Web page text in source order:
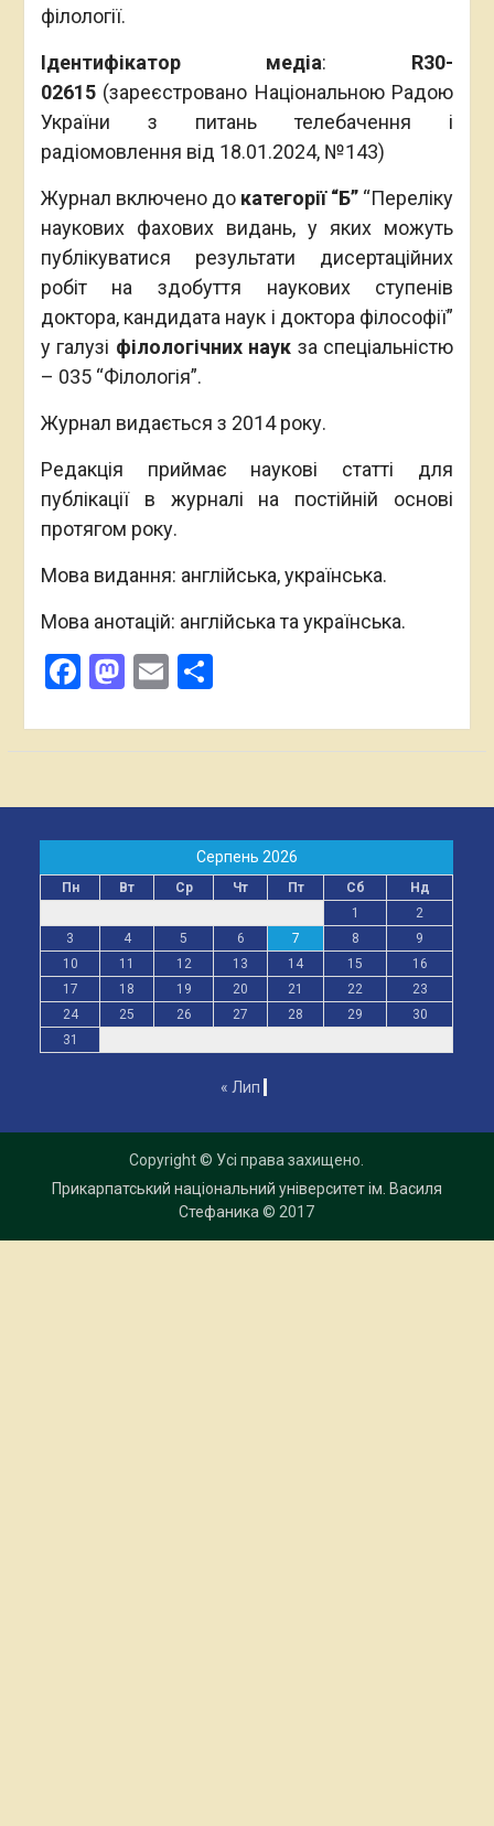
філології.
Ідентифікатор медіа: R30-
02615 (зареєстровано Національною Радою
України з питань телебачення і
радіомовлення від 18.01.2024, №143)
Журнал включено до категорії“Б” “Переліку
наукових фахових видань, у яких можуть
публікуватися результати дисертаційних
робіт на здобуття наукових ступенів
доктора, кандидата наук і доктора філософії”
у галузі філологічних наук за спеціальністю
– 035 “Філологія”.
Журнал видається з 2014 року.
Редакція приймає наукові статті для
публікації в журналі на постійній основі
протягом року.
Мова видання: англійська, українська.
Мова анотацій: англійська та українська.
Facebook
Mastodon
EmailПоділитися
Серпень 2026
Пн Вт Ср Чт Пт Сб
Нд
1
2
3
4 5 6 7 8
9
10
11 12 13 14 15
16
17
18 19 20 21 22
23
24
25 26 27 28 29
30
31
« Лип
Copyright © Усі права захищено.
Прикарпатський національний університет ім. Василя
Стефаника © 2017